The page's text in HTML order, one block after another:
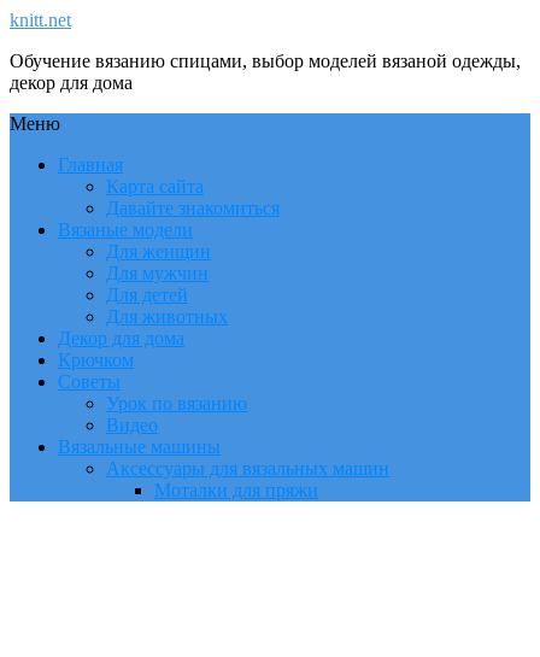
knitt.net
Обучение вязанию спицами, выбор моделей вязаной одежды,
декор для дома
Меню
Главная
Карта сайта
Давайте знакомиться
Вязаные модели
Для женщин
Для мужчин
Для детей
Для животных
Декор для дома
Крючком
Советы
Урок по вязанию
Видео
Вязальные машины
Аксессуары для вязальных машин
Моталки для пряжи